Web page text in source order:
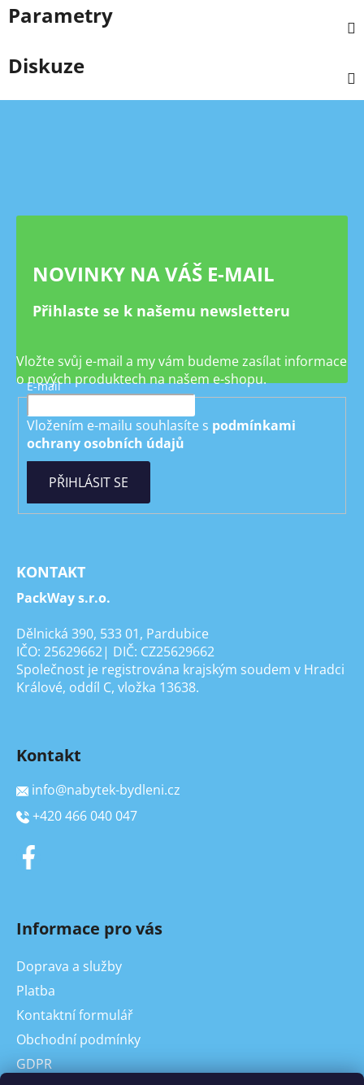
Parametry
Diskuze
Z
NOVINKY NA VÁŠ E-MAIL
Přihlaste se k našemu newsletteru
Vložte svůj e-mail a my vám budeme zasílat informace
o nových produktech na našem e-shopu.
E-mail
Vložením e-mailu souhlasíte s podmínkami
ochrany osobních údajů
PŘIHLÁSIT SE
KONTAKT
PackWay s.r.o.
Dělnická 390, 533 01, Pardubice
IČO: 25629662| DIČ: CZ25629662
Společnost je registrována krajským soudem v Hradci
Králové, oddíl C, vložka 13638.
Kontakt
info@nabytek-bydleni.cz
+420 466 040 047
Informace pro vás
Doprava a služby
Platba
Kontaktní formulář
Obchodní podmínky
GDPR